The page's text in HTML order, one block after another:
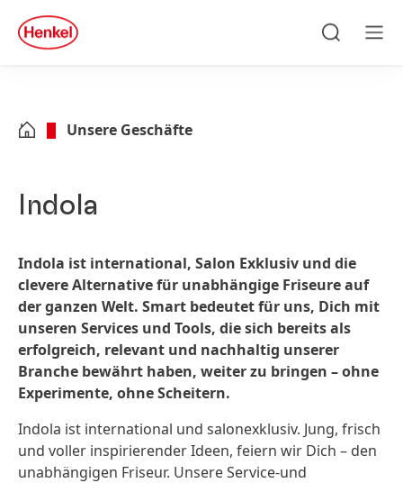
Zu Footer springen
quick
search
Unsere Geschäfte
Indola
Indola ist international, Salon Exklusiv und die
clevere Alternative für unabhängige Friseure auf
der ganzen Welt. Smart bedeutet für uns, Dich mit
unseren Services und Tools, die sich bereits als
erfolgreich, relevant und nachhaltig unserer
Branche bewährt haben, weiter zu bringen – ohne
Experimente, ohne Scheitern.
Indola ist international und salonexklusiv. Jung, frisch
und voller inspirierender Ideen, feiern wir Dich – den
unabhängigen Friseur. Unsere Service-und